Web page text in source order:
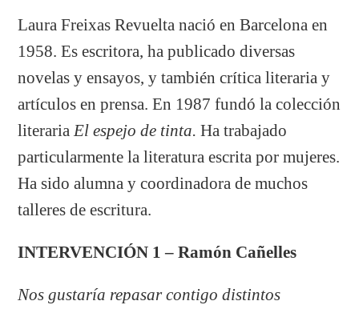
Laura Freixas Revuelta nació en Barcelona en
1958. Es escritora, ha publicado diversas
novelas y ensayos, y también crítica literaria y
artículos en prensa. En 1987 fundó la colección
literaria El espejo de tinta. Ha trabajado
particularmente la literatura escrita por mujeres.
Ha sido alumna y coordinadora de muchos
talleres de escritura.
INTERVENCIÓN 1 – Ramón Cañelles
Nos gustaría repasar contigo distintos